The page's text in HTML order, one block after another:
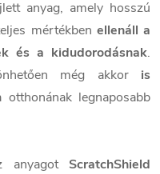
anyag, amely hosszú
mértékben ellenáll a
és a kidudorodásnak.
még akkor is
otthonának legnaposabb
anyagot ScratchShield